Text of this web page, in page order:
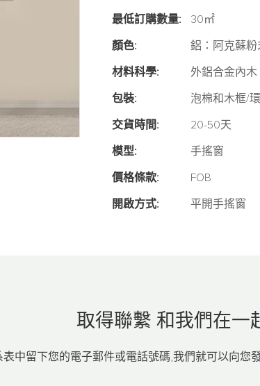
最低訂購數量: 30㎡
顏色: 鋁：阿克蘇粉
材料科學: 外鋁合金內木
包裝: 泡棉和木框/
交貨時間: 20-50天
模型: 手搖窗
價格條款: FOB
開啟方式: 平開手搖窗
取得聯繫 和我們在一
表中留下您的電子郵件或電話號碼,我們就可以向您